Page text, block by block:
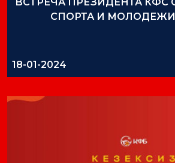
ВСТРЕЧА ПРЕЗИДЕНТА КФС
СПОРТА И МОЛОДЕЖИ